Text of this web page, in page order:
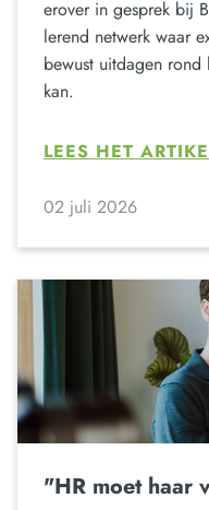
erover in gesprek bij
lerend netwerk waar
bewust uitdagen rond
kan.
LEES HET
02 juli 2026
"HR moet haar